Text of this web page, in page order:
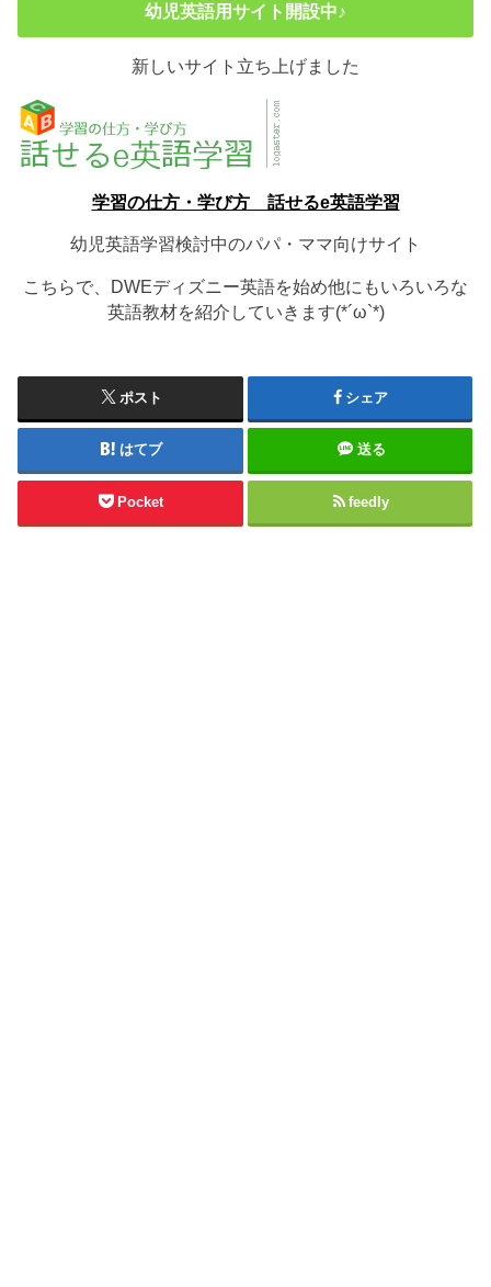
幼児英語用サイト開設中♪
新しいサイト立ち上げました
学習の仕方・学び方 話せるe英語学習
幼児英語学習検討中のパパ・ママ向けサイト
こちらで、DWEディズニー英語を始め他にもいろいろな
英語教材を紹介していきます(*´ω`*)
ポスト シェア
はてブ 送る
Pocket feedly